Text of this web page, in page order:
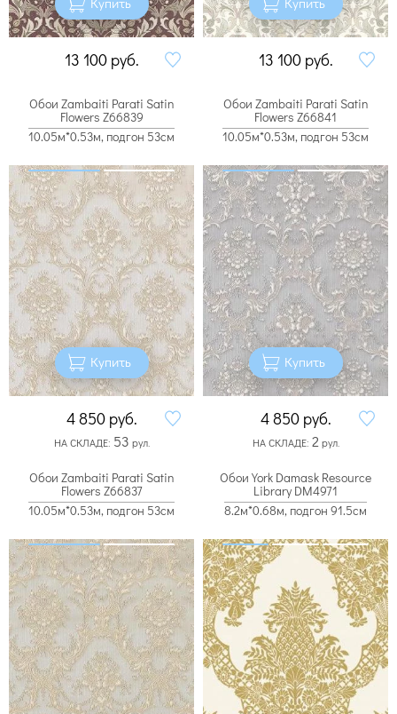
13 100 руб. 13 100 руб.
Обои Zambaiti Parati Satin
Flowers Z66839
10.05м*0.53м, подгон 53см
Купить
4 850 руб.
НА СКЛАДЕ: 53 рул.
Обои Zambaiti Parati Satin
Flowers Z66841
10.05м*0.53м, подгон 53см
Купить
4 850 руб.
НА СКЛАДЕ: 2 рул.
Обои Zambaiti Parati Satin
Flowers Z66837
10.05м*0.53м, подгон 53см
Обои York Damask Resource
Library DM4971
8.2м*0.68м, подгон 91.5см